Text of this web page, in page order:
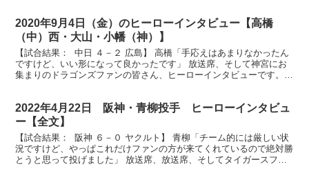
2020年9月4日（金）のヒーローインタビュー【高橋
（中）西・大山・小幡（神）】
【試合結果： 中日 ４－２ 広島】 高橋「手応えはあまりなかったん
ですけど、いい形になって良かったです」 放送席、そして神宮にお
集まりのドラゴンズファンの皆さん、ヒーローインタビューです。今
2022年4月22日 阪神・青柳投手 ヒーローインタビュ
ー【全文】
【試合結果： 阪神 ６－０ ヤクルト】 青柳「チーム的には厳しい状
況ですけど、やっぱこれだけファンの方が来てくれているので絶対勝
とうと思って投げました」 放送席、放送席、そしてタイガースファ